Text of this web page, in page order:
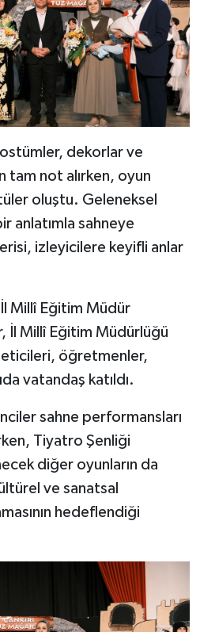
dekorlar ve
tam not alırken, oyun
oluştu. Geleneksel
anlatımla sahneye
izleyicilere keyifli anlar
İl Millî Eğitim Müdür
İl Millî Eğitim Müdürlüğü
öğretmenler,
vatandaş katıldı.
sahne performansları
Tiyatro Şenliği
diğer oyunların da
ve sanatsal
hedeflendiği